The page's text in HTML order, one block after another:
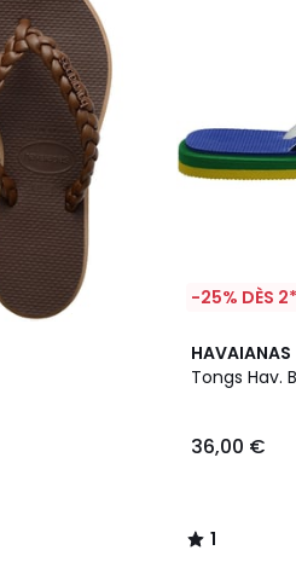
-25% DÈS 2*
HAVAIANAS
Tongs Hav.
36,00 €
1
/
1
/